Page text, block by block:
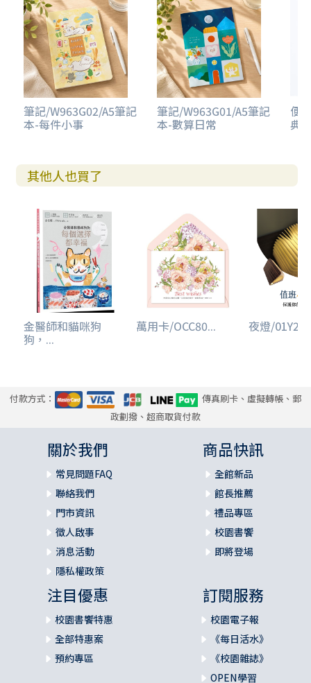
筆記/W963G02/A5筆記
本-每件小事
筆記/W963G01/A5筆記
本-數算日常
便
典
其他人也買了
金醫師和貓咪狗
狗，...
萬用卡/OCC80... 夜燈/
付款方式：
傳真刷卡、虛擬轉帳、郵
政劃撥、超商取貨付款
關於我們
常見問題FAQ
聯絡我們
門市資訊
徵人啟事
消息活動
隱私權政策
商品快訊
全館新品
館長推薦
禮品專區
校園書饗
即將登場
注目優惠
校園書饗特惠
全部特惠案
預約專區
訂閱服務
校園電子報
《每日活水》
《校園雜誌》
OPEN學習